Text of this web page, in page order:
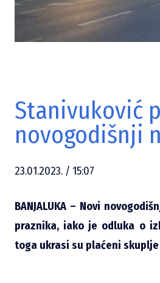
Stanivuković
novogodišnji
23.01.2023. / 15:07
BANJALUKA – Novi
praznika, iako je odluka o
toga ukrasi su plaćeni